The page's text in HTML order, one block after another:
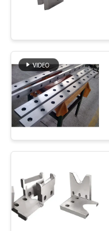
VISITE
DE
L'USINE
CONTRÔLE
DE
QUALITÉ